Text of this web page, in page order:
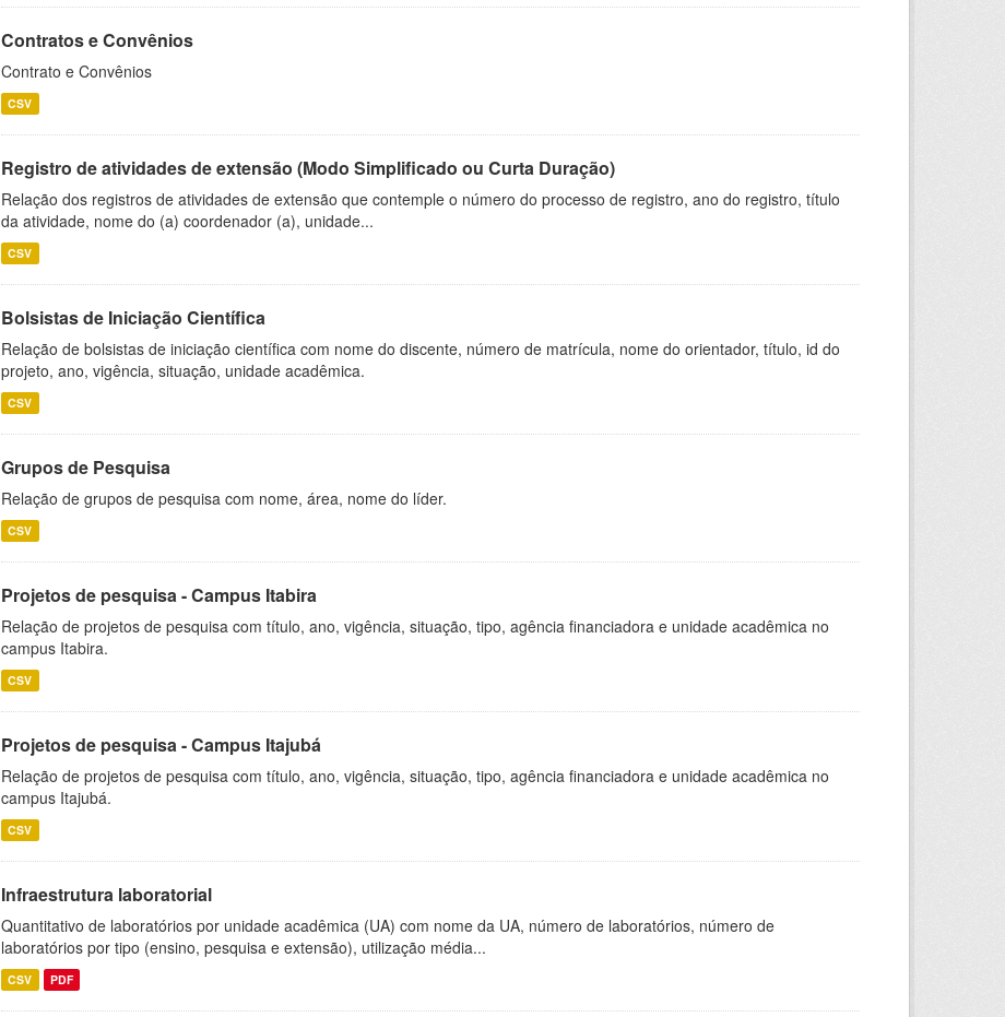
Contratos e Convênios
Contrato e Convênios
CSV
Registro de atividades de extensão (Modo Simplificado ou Curta Duração)
Relação dos registros de atividades de extensão que contemple o número do processo de registro, ano do registro, título
da atividade, nome do (a) coordenador (a), unidade...
CSV
Bolsistas de Iniciação Científica
Relação de bolsistas de iniciação científica com nome do discente, número de matrícula, nome do orientador, título, id do
projeto, ano, vigência, situação, unidade acadêmica.
CSV
Grupos de Pesquisa
Relação de grupos de pesquisa com nome, área, nome do líder.
CSV
Projetos de pesquisa - Campus Itabira
Relação de projetos de pesquisa com título, ano, vigência, situação, tipo, agência financiadora e unidade acadêmica no
campus Itabira.
CSV
Projetos de pesquisa - Campus Itajubá
Relação de projetos de pesquisa com título, ano, vigência, situação, tipo, agência financiadora e unidade acadêmica no
campus Itajubá.
CSV
Infraestrutura laboratorial
Quantitativo de laboratórios por unidade acadêmica (UA) com nome da UA, número de laboratórios, número de
laboratórios por tipo (ensino, pesquisa e extensão), utilização média...
CSV PDF